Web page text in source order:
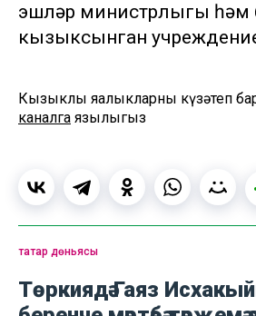
эшләр министрлыгы һәм
кызыксынган
Кызыклы яңалыкларны күзәтеп
каналга язылыгыз
татар дөньясы
Төркиядә Гаяз